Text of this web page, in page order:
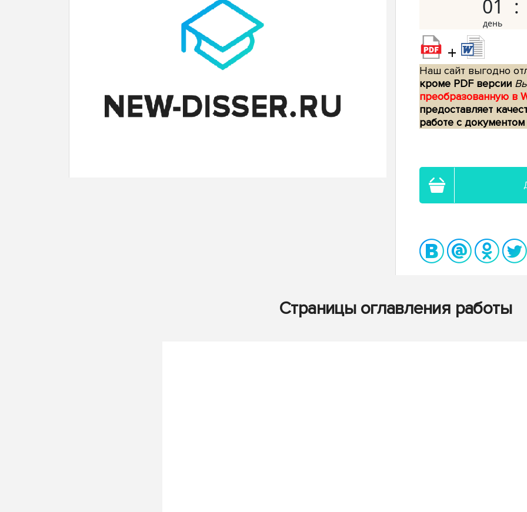
01
+
Наш сайт выгодно
кроме PDF версии
преобразованную в
предоставляет
работе с документом
Страницы оглавления работы